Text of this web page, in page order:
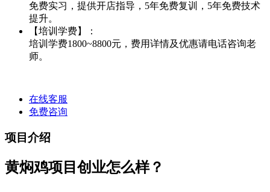
免费实习，提供开店指导，5年免费复训，5年免费技术
提升。
【培训学费】：
培训学费1800~8800元，费用详情及优惠请电话咨询老
师。
在线客服
免费咨询
项目介绍
黄焖鸡项目创业怎么样？